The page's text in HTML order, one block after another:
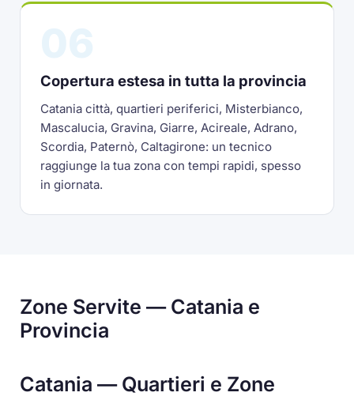
Copertura estesa in tutta la provincia
Catania città, quartieri periferici, Misterbianco,
Mascalucia, Gravina, Giarre, Acireale, Adrano,
Scordia, Paternò, Caltagirone: un tecnico
raggiunge la tua zona con tempi rapidi, spesso
in giornata.
Zone Servite — Catania e
Provincia
Catania — Quartieri e Zone